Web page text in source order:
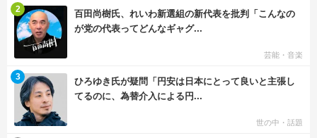
百田尚樹氏、れいわ新選組の新代表を批判「こんなの
が党の代表ってどんなギャグ...
芸能・音楽
2
ひろゆき氏が疑問「円安は日本にとって良いと主張し
てるのに、為替介入による円...
世の中・話題
3